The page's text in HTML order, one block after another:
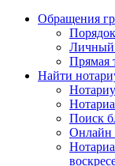
Обращения
Личный
Прямая
Найти
Поиск
Онлайн